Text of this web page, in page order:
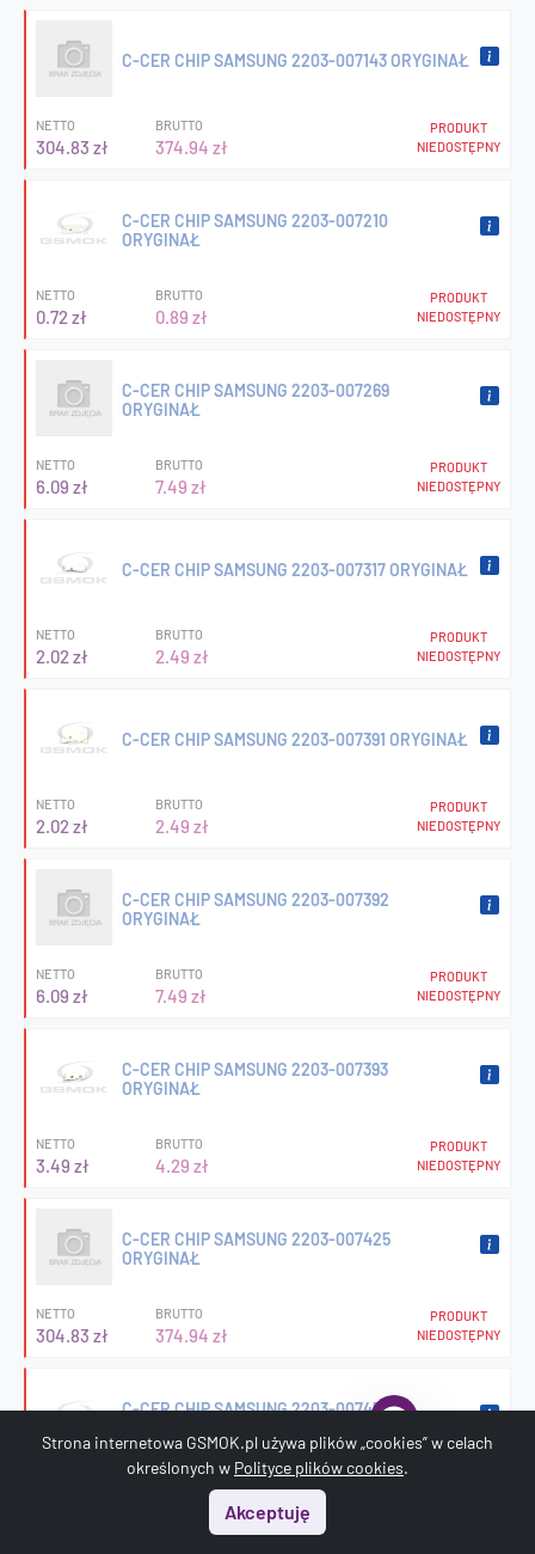
Szukaj
C-CER CHIP SAMSUNG 2203-007143 ORYGINAŁ
NETTO
304.83 zł
BRUTTO
374.94 zł
PRODUKT
NIEDOSTĘPNY
C-CER CHIP SAMSUNG 2203-007210
ORYGINAŁ
NETTO
0.72 zł
BRUTTO
0.89 zł
PRODUKT
NIEDOSTĘPNY
C-CER CHIP SAMSUNG 2203-007269
ORYGINAŁ
NETTO
6.09 zł
BRUTTO
7.49 zł
PRODUKT
NIEDOSTĘPNY
C-CER CHIP SAMSUNG 2203-007317 ORYGINAŁ
NETTO
2.02 zł
BRUTTO
2.49 zł
PRODUKT
NIEDOSTĘPNY
C-CER CHIP SAMSUNG 2203-007391 ORYGINAŁ
NETTO
2.02 zł
BRUTTO
2.49 zł
PRODUKT
NIEDOSTĘPNY
C-CER CHIP SAMSUNG 2203-007392
ORYGINAŁ
NETTO
6.09 zł
BRUTTO
7.49 zł
PRODUKT
NIEDOSTĘPNY
C-CER CHIP SAMSUNG 2203-007393
ORYGINAŁ
NETTO
3.49 zł
BRUTTO
4.29 zł
PRODUKT
NIEDOSTĘPNY
C-CER CHIP SAMSUNG 2203-007425
ORYGINAŁ
NETTO
304.83 zł
BRUTTO
374.94 zł
PRODUKT
NIEDOSTĘPNY
C-CER CHIP SAMSUNG 2203-007456
BRUTTO
Strona internetowa GSMOK.pl używa plików „cookies” w celach
określonych w Polityce plików cookies.
Akceptuję